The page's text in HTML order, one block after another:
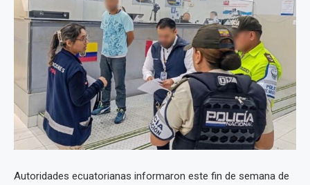
Autoridades ecuatorianas informaron este fin de semana de